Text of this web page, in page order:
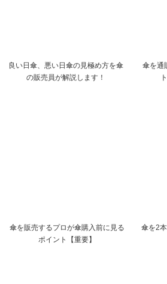
良い日傘、悪い日傘の見極め方を傘
の販売員が解説します！
傘を通
傘を販売するプロが傘購入前に見る
ポイント【重要】
傘を2